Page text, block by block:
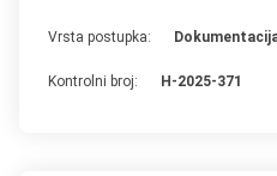
Vrsta postupka:
Kontrolni broj: H-2025-371